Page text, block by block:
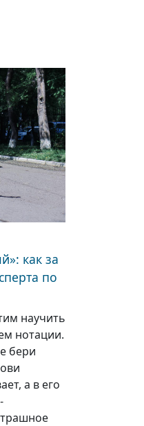
как за
по
научить
нотации.
бери
а в его